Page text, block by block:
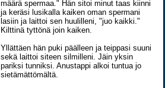
määrä spermaa." Hän sitoi minut taas kiinni
ja keräsi lusikalla kaiken oman spermani
lasiin ja laittoi sen huulilleni, "juo kaikki."
Kilttinä tyttönä join kaiken.
Yllättäen hän puki päälleen ja teippasi suuni
sekä laittoi siteen silmilleni. Jäin yksin
pariksi tunniksi. Anustappi alkoi tuntua jo
sietämättömältä.